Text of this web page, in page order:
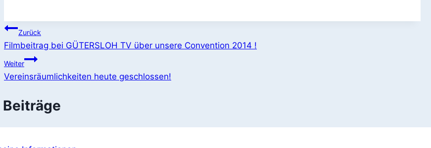
Beitragsnavigation
Zurück
Filmbeitrag bei GÜTERSLOH TV über unsere Convention 2014 !
Weiter
Vereinsräumlichkeiten heute geschlossen!